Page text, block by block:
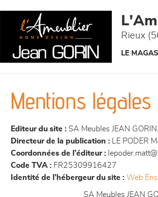
Rieux
LE
Mentions légales
Editeur du site : SA Meubles JEAN
Directeur de la publication : LE PODER
Coordonnées de l’éditeur :
Code TVA : FR25309916427
Identité de l’hébergeur du site : Web
SA Meubles JEAN